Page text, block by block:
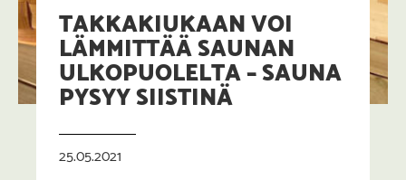
TAKKAKIUKAAN VOI
LÄMMITTÄÄ SAUNAN
ULKOPUOLELTA – SAUNA
PYSYY SIISTINÄ
25.05.2021